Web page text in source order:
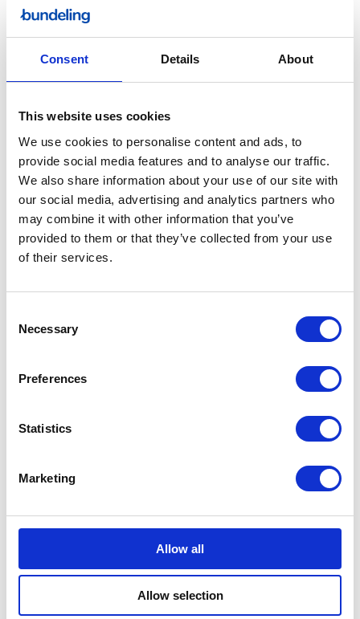
Consent Details About
This website uses cookies
We use cookies to personalise content and ads, to
provide social media features and to analyse our traffic.
We also share information about your use of our site with
our social media, advertising and analytics partners who
may combine it with other information that you’ve
provided to them or that they’ve collected from your use
of their services.
Selection
Necessary
Preferences
Statistics
Marketing
Allow all
Allow selection
Medewerkers
Bundeling
Functionaliteiten
Veiligheid & Privacy
Medewerkersbetrokkenheid
Digitale werkplek
Branches